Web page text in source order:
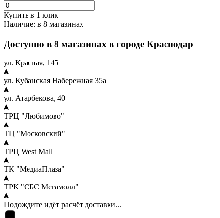
Купить в 1 клик
Наличие: в 8 магазинах
Доступно в 8 магазинах в городе Краснодар
ул. Красная, 145
ул. Кубанская Набережная 35а
ул. Атарбекова, 40
ТРЦ "Любимово"
ТЦ "Московский"
ТРЦ West Mall
ТК "МедиаПлаза"
ТРК "СБС Мегамолл"
Подождите идёт расчёт доставки...